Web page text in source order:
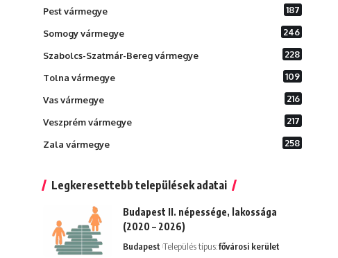
Pest vármegye 187
Somogy vármegye 246
Szabolcs-Szatmár-Bereg vármegye 228
Tolna vármegye 109
Vas vármegye 216
Veszprém vármegye 217
Zala vármegye 258
Legkeresettebb települések adatai
Budapest II. népessége, lakossága
(2020 – 2026)
Budapest Település típus:fővárosi kerület